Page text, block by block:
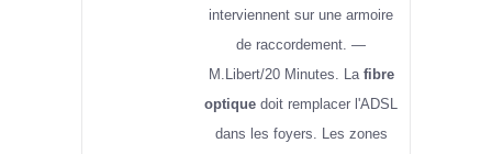
interviennent sur une armoire
de raccordement. —
M.Libert/20 Minutes. La fibre
optique doit remplacer l'ADSL
dans les foyers. Les zones